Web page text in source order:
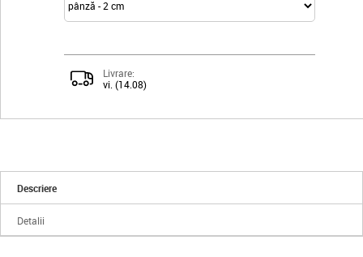
Livrare:
vi. (14.08)
Descriere
Detalii